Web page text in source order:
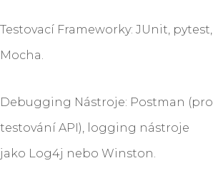
Testovací Frameworky: JUnit, pytest,
Mocha.
Debugging Nástroje: Postman (pro
testování API), logging nástroje
jako Log4j nebo Winston.